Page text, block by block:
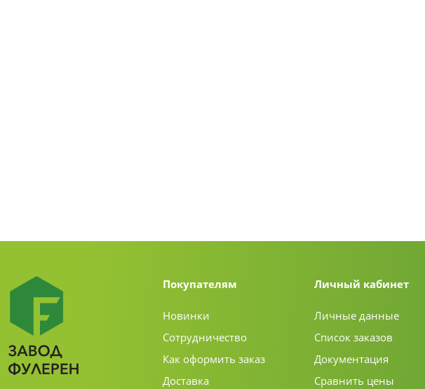
Покупателям
Новинки
Сотрудничество
Как оформить заказ
Доставка
Личный кабинет
Личные данные
Список заказов
Документация
Сравнить цены